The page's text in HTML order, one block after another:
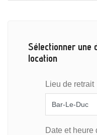
Sélectionner une
location
Lieu de retrait
Date et heure